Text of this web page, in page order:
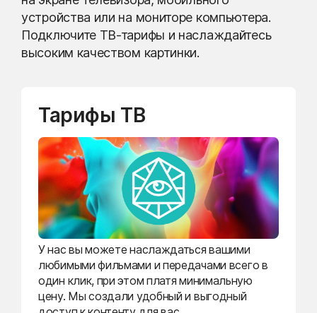
устройства или на мониторе компьютера.
Подключите ТВ-тарифы и наслаждайтесь
высоким качеством картинки.
Тарифы ТВ
У нас вы можете наслаждаться вашими
любимыми фильмами и передачами всего в
один клик, при этом платя минимальную
цену. Мы создали удобный и выгодный